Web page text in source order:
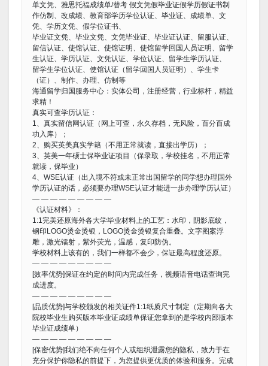
单文凭、雅思托福成绩单/替考 假文凭假毕业证假学历假证书制
作仿制、改成绩、教育部学历学位认证、毕业证、成绩单、文
凭、学历文凭、假学位证书、
毕业证文凭、毕业文凭、文凭毕业证、毕业证认证、留服认证、
留信认证、使馆认证、使馆证明、使馆留学回国人员证明、留学
生认证、学历认证、文凭认证、学位认证、留学生学历认证、
留学生学位认证、使馆认证（留学回国人员证明）、学生卡
（证）、制作、办理、仿制等
海通留学归国服务中心：实体公司，注册经营，行业标杆，精益
求精！
真实可查学历认证：
1、真实留信网认证（网上可查，永久存档，无风险，百分百成
功入库）；
2、购买英美真实学籍（不用正常就读，直接出学历）；
3、英美一年硕士保毕业证项目（保录取，学校挂名，不用正常
就读，保毕业）
4、WSE认证（出入境不符或未正常出国留学的同学想办理国外
学历认证的话，必须要办理WSE认证才能进一步办理学历认证）
— — — — — — — — —
《认证材料》：
1:1完美还原海外各大学毕业材料上的工艺：水印，阴影底纹，
钢印LOGO烫金烫银，LOGO烫金烫银复合重叠。文字图案浮
雕，激光镭射，紫外荧光，温感，复印防伪。
学校材料上该有的，我们一样都不会少，保证最高程度还原。
— — — — — — — — —
[效率优势]保证在约定的时间内完成任务，视频语音电话查询完
成进度。
— — — — — — — — —
[品质优势]与学校颁发的相关证件1:1纸质尺寸制定（定期向各大
院校毕业生购买版本毕业证成绩单保证您拿到的是学校内部版本
毕业证成绩单）
— — — — — — — — —
[保密优势]我们绝不向任何个人或组织泄露您的隐私，致力于在
充分保护你隐私的前提下，为您提供更优质的体验和服务。完成